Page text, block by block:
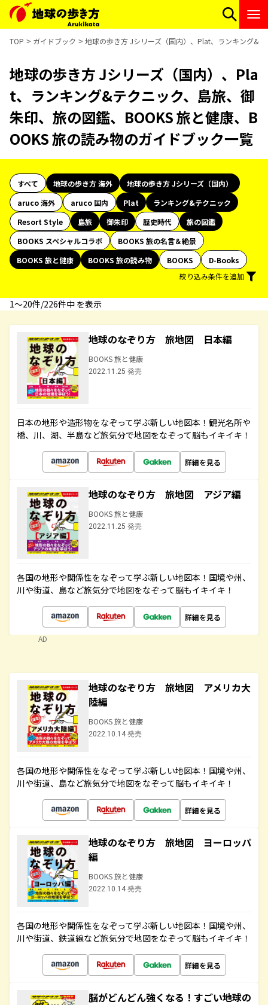
TOP ガイドブック 地球の歩き方 Jシリーズ（国内）、Plat、ランキング&
地球の歩き方 Jシリーズ（国内）、Pla
t、ランキング&テクニック、島旅、御
朱印、旅の図鑑、BOOKS 旅と健康、B
OOKS 旅の読み物のガイドブック一覧
すべて 地球の歩き方 海外
地球の歩き方 Jシリーズ（国内）
aruco 海外
aruco 国内 Plat
ランキング&テクニック
Resort Style
島旅 御朱印 歴史時代
旅の図鑑
BOOKS スペシャルコラボ
BOOKS 旅の名言＆絶景
BOOKS 旅と健康
BOOKS 旅の読み物 BOOKS
D-Books
絞り込み条件を追加
1〜20件/226件中 を表示
地球のなぞり方 旅地図 日本編
BOOKS 旅と健康
2022.11.25 発売
日本の地形や造形物をなぞって学ぶ新しい地図本！観光名所や
橋、川、湖、半島など旅気分で地図をなぞって脳もイキイキ！
詳細を見る
地球のなぞり方 旅地図 アジア編
BOOKS 旅と健康
2022.11.25 発売
各国の地形や関係性をなぞって学ぶ新しい地図本！国境や州、
川や街道、島など旅気分で地図をなぞって脳もイキイキ！
詳細を見る
AD
地球のなぞり方 旅地図 アメリカ大
陸編
BOOKS 旅と健康
2022.10.14 発売
各国の地形や関係性をなぞって学ぶ新しい地図本！国境や州、
川や街道、島など旅気分で地図をなぞって脳もイキイキ！
詳細を見る
地球のなぞり方 旅地図 ヨーロッパ
編
BOOKS 旅と健康
2022.10.14 発売
各国の地形や関係性をなぞって学ぶ新しい地図本！国境や州、
川や街道、鉄道線など旅気分で地図をなぞって脳もイキイキ！
詳細を見る
脳がどんどん強くなる！すごい地球の